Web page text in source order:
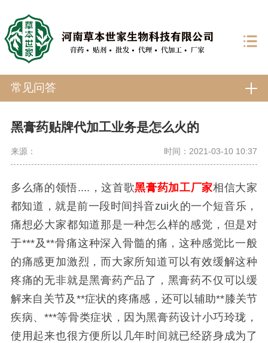
常见问答
黑膏药贴牌代加工业务是怎么火的
来源： 时间：2021-03-10 10:37
多么痛的领悟....，这首歌黑膏药加工厂家相信大家
都知道，就是前一段时间抖音zui火的一个短音乐，
痛想必大家都知道那是一种怎么样的感觉，但是对
于***及**骨痛这种深入骨髓的痛，这种感觉比一般
的痛感更加激烈，而大家所知道可以有效缓解这种
疼痛的无非就是黑膏药产品了，黑膏药不仅可以缓
解来自关节及**症状的疼痛感，还可以辅助**膝关节
疾病、***等骨类症状，因为黑膏药设计小巧玲珑，
使用起来也很方便所以几年时间就已经跻身成为了